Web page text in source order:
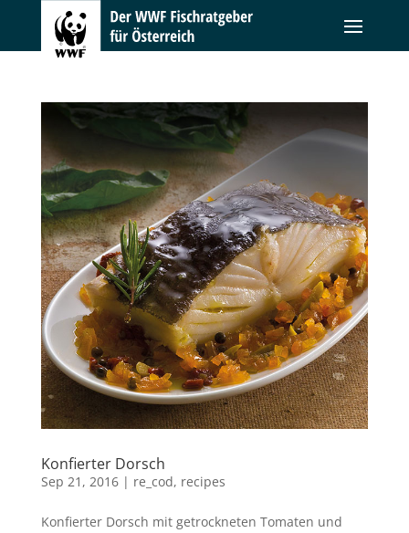
Konfierter Dorsch
Sep 21, 2016| re_cod, recipes
Konfierter Dorsch mit getrockneten Tomaten und